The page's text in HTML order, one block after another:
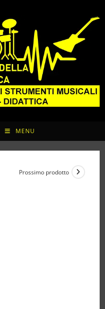
MENU
Prossimo prodotto